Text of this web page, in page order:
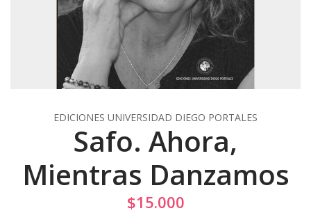
EDICIONES UNIVERSIDAD DIEGO PORTALES
Safo. Ahora,
Mientras Danzamos
$15.000